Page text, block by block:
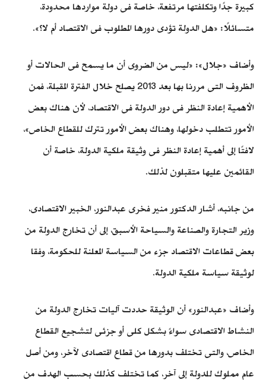
كبيرة جدًا وتكلفتها مرتفعة، خاصة فى دولة مواردها محدودة،
متسائلًا: «هل الدولة تؤدى دورها المطلوب فى الاقتصاد أم لا؟».
وأضاف «جلال»: «ليس من الضروى أن ما يسمح فى الحالات أو
الظروف التى مررنا بها بعد 2013 يصلح خلال الفترة المقبلة، فمن
الأهمية إعادة النظر فى دور الدولة فى الاقتصاد، لأن هناك بعض
الأمور تتطلب دخولها، وهناك بعض الأمور تترك للقطاع الخاص»،
لافتًا إلى أهمية إعادة النظر فى وثيقة ملكية الدولة، خاصة أن
القائمين عليها متقبلون لذلك.
من جانبه، أشار الدكتور منير فخرى عبدالنور، الخبير الاقتصادى،
وزير التجارة والصناعة والسياحة الأسبق، إلى أن تخارج الدولة من
بعض قطاعات الاقتصاد جزء من السياسة المعلنة للحكومة، وفقا
لوثيقة سياسة ملكية الدولة.
وأضاف «عبدالنور» أن الوثيقة حددت آليات تخارج الدولة من
النشاط الاقتصادى سواءً بشكل كلى أو جزئى لتشجيع القطاع
الخاص، والتى تختلف بدورها من قطاع اقتصادى لآخر، ومن أصل
عام مملوك للدولة إلى آخر، كما تختلف كذلك بحسب الهدف من